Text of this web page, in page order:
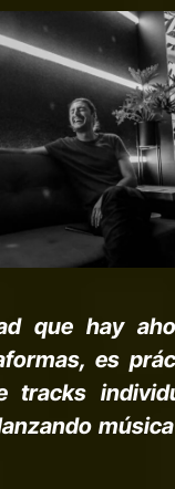
que hay
es
tracks